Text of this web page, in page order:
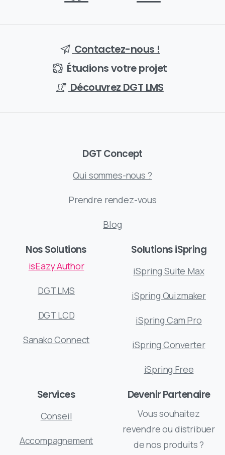
Contactez-nous !
Étudions votre projet
Découvrez DGT LMS
DGT Concept
Qui sommes-nous ?
Prendre rendez-vous
Blog
Nos Solutions
isEazy Author
DGT LMS
DGT LCD
Sanako Connect
Solutions iSpring
iSpring Suite Max
iSpring Quizmaker
iSpring Cam Pro
iSpring Converter
iSpring Free
Services
Conseil
Accompagnement
Devenir Partenaire
Vous souhaitez
revendre ou distribuer
de nos produits ?